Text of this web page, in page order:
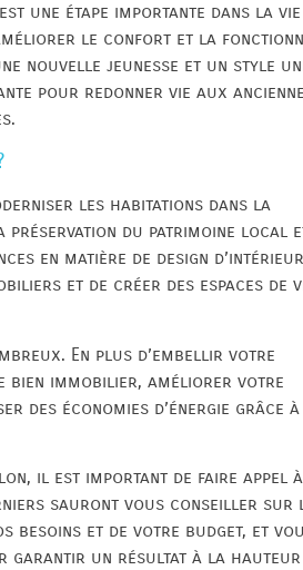
une étape importante dans la vie
le confort et la
nouvelle jeunesse et un style
pour redonner vie aux
les habitations dans la
préservation du patrimoine local
en matière de design
et de créer des espaces de
En plus d’embellir votre
immobilier, améliorer votre
économies d’énergie grâce à
il est important de faire appel
sauront vous conseiller sur
besoins et de votre budget, et
garantir un résultat à la hauteur